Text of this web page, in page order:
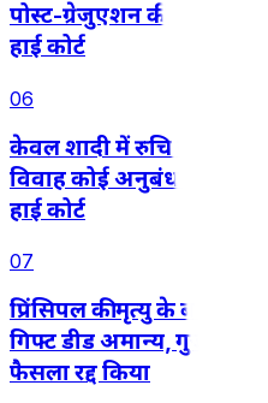
पोस्ट-ग्रेजुएशन की पढ़ाई का
हाई कोर्ट
06
केवल शादी में रुचि खत्म हो
विवाह कोई अनुबंध नहीं जिसे
हाई कोर्ट
07
प्रिंसिपल की मृत्यु के बाद
गिफ्ट डीड अमान्य, गुजरात
फैसला रद्द किया